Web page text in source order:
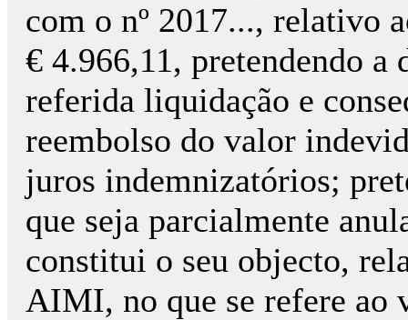
com o nº 2017..., relativo
€ 4.966,11, pretendendo a
referida liquidação e
reembolso do valor
juros indemnizatórios;
que seja parcialmente
constitui o seu objecto,
AIMI, no que se refere